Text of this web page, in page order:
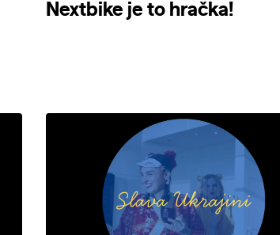
Nextbike je to hračka!